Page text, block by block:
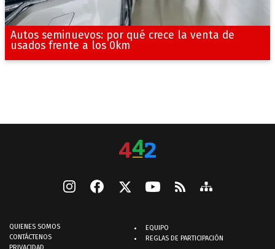
Autos seminuevos: por qué crece la venta de
usados frente a los 0km
QUIENES SOMOS
CONTÁCTENOS
EQUIPO
REGLAS DE PARTICIPACIÓN